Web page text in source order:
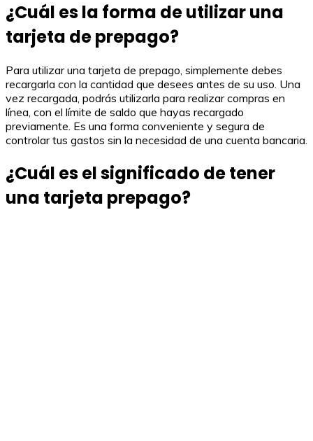
¿Cuál es la forma de utilizar una
tarjeta de prepago?
Para utilizar una tarjeta de prepago, simplemente debes
recargarla con la cantidad que desees antes de su uso. Una
vez recargada, podrás utilizarla para realizar compras en
línea, con el límite de saldo que hayas recargado
previamente. Es una forma conveniente y segura de
controlar tus gastos sin la necesidad de una cuenta bancaria.
¿Cuál es el significado de tener
una tarjeta prepago?